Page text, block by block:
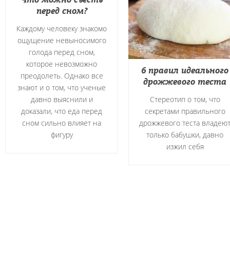
перед сном?
Каждому человеку знакомо
ощущение невыносимого
голода перед сном,
которое невозможно
преодолеть. Однако все
знают и о том, что ученые
давно выяснили и
доказали, что еда перед
сном сильно влияет на
фигуру
6 правил идеального
дрожжевого теста
Стереотип о том, что
секретами правильного
дрожжевого теста владеют
только бабушки, давно
изжил себя